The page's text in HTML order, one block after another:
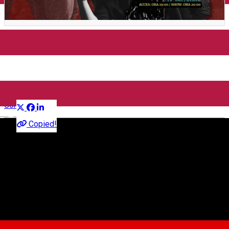
English
single / Oldies Pub Sibiu
Copied!
Concert